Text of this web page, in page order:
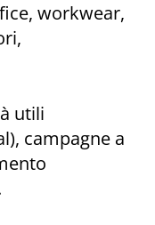
workwear,
utili
campagne a